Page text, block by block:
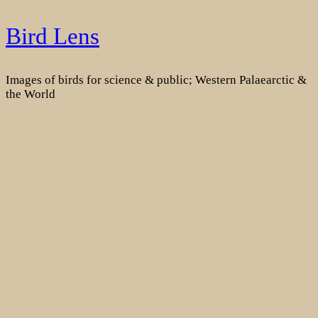
Skip
to
Bird Lens
Images of birds for science & public; Western Palaearctic &
the World